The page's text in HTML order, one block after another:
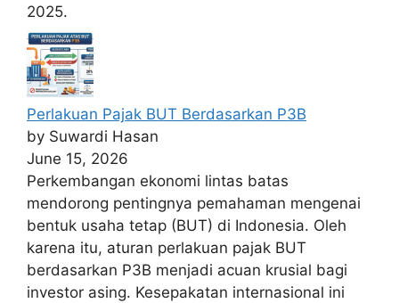
2025.
Perlakuan Pajak BUT Berdasarkan P3B
by Suwardi Hasan
June 15, 2026
Perkembangan ekonomi lintas batas
mendorong pentingnya pemahaman mengenai
bentuk usaha tetap (BUT) di Indonesia. Oleh
karena itu, aturan perlakuan pajak BUT
berdasarkan P3B menjadi acuan krusial bagi
investor asing. Kesepakatan internasional ini